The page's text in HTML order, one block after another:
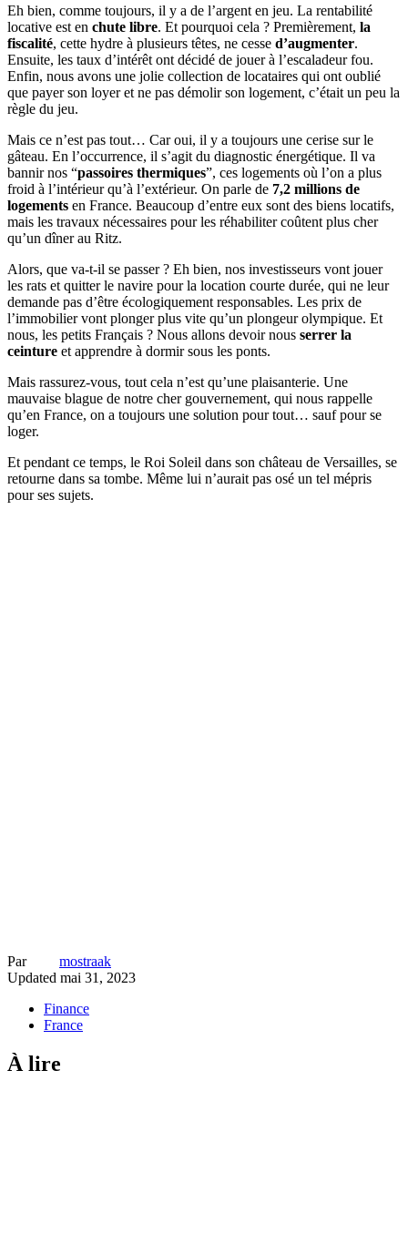
Eh bien, comme toujours, il y a de l’argent en jeu. La rentabilité
locative est en chute libre. Et pourquoi cela ? Premièrement, la
fiscalité, cette hydre à plusieurs têtes, ne cesse d’augmenter.
Ensuite, les taux d’intérêt ont décidé de jouer à l’escaladeur fou.
Enfin, nous avons une jolie collection de locataires qui ont oublié
que payer son loyer et ne pas démolir son logement, c’était un peu la
règle du jeu.
Mais ce n’est pas tout… Car oui, il y a toujours une cerise sur le
gâteau. En l’occurrence, il s’agit du diagnostic énergétique. Il va
bannir nos “passoires thermiques”, ces logements où l’on a plus
froid à l’intérieur qu’à l’extérieur. On parle de 7,2 millions de
logements en France. Beaucoup d’entre eux sont des biens locatifs,
mais les travaux nécessaires pour les réhabiliter coûtent plus cher
qu’un dîner au Ritz.
Alors, que va-t-il se passer ? Eh bien, nos investisseurs vont jouer
les rats et quitter le navire pour la location courte durée, qui ne leur
demande pas d’être écologiquement responsables. Les prix de
l’immobilier vont plonger plus vite qu’un plongeur olympique. Et
nous, les petits Français ? Nous allons devoir nous serrer la
ceinture et apprendre à dormir sous les ponts.
Mais rassurez-vous, tout cela n’est qu’une plaisanterie. Une
mauvaise blague de notre cher gouvernement, qui nous rappelle
qu’en France, on a toujours une solution pour tout… sauf pour se
loger.
Et pendant ce temps, le Roi Soleil dans son château de Versailles, se
retourne dans sa tombe. Même lui n’aurait pas osé un tel mépris
pour ses sujets.
Par
mostraak
Updated mai 31, 2023
Finance
France
À lire